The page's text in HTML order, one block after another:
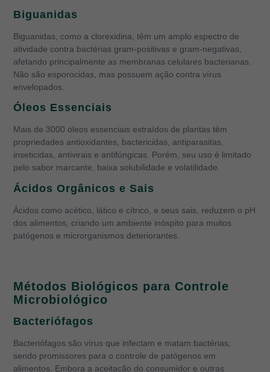
Biguanidas
Biguanidas, como a clorexidina, têm um amplo espectro de
atividade contra bactérias gram-positivas e gram-negativas,
afetando principalmente as membranas celulares bacterianas.
Não são esporocidas, mas possuem ação contra vírus
envelopados.
Óleos Essenciais
Mais de 3000 óleos essenciais extraídos de plantas têm
propriedades antioxidantes, bactericidas, antiparasitas,
inseticidas, antivirais e antifúngicas. Porém, seu uso é limitado
pelo sabor marcante, baixa solubilidade e volatilidade.
Ácidos Orgânicos e Sais
Ácidos como acético, lático e cítrico, e seus sais, reduzem o pH
dos alimentos, criando um ambiente inóspito para muitos
patógenos e microrganismos deteriorantes.
Métodos Biológicos para Controle
Microbiológico
Bacteriófagos
Bacteriófagos são vírus que infectam e matam bactérias,
sendo promissores para o controle de patógenos em
alimentos. Embora a aceitação do consumidor e outras